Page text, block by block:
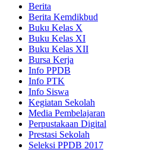
Berita
Berita Kemdikbud
Buku Kelas X
Buku Kelas XI
Buku Kelas XII
Bursa Kerja
Info PPDB
Info PTK
Info Siswa
Kegiatan Sekolah
Media Pembelajaran
Perpustakaan Digital
Prestasi Sekolah
Seleksi PPDB 2017